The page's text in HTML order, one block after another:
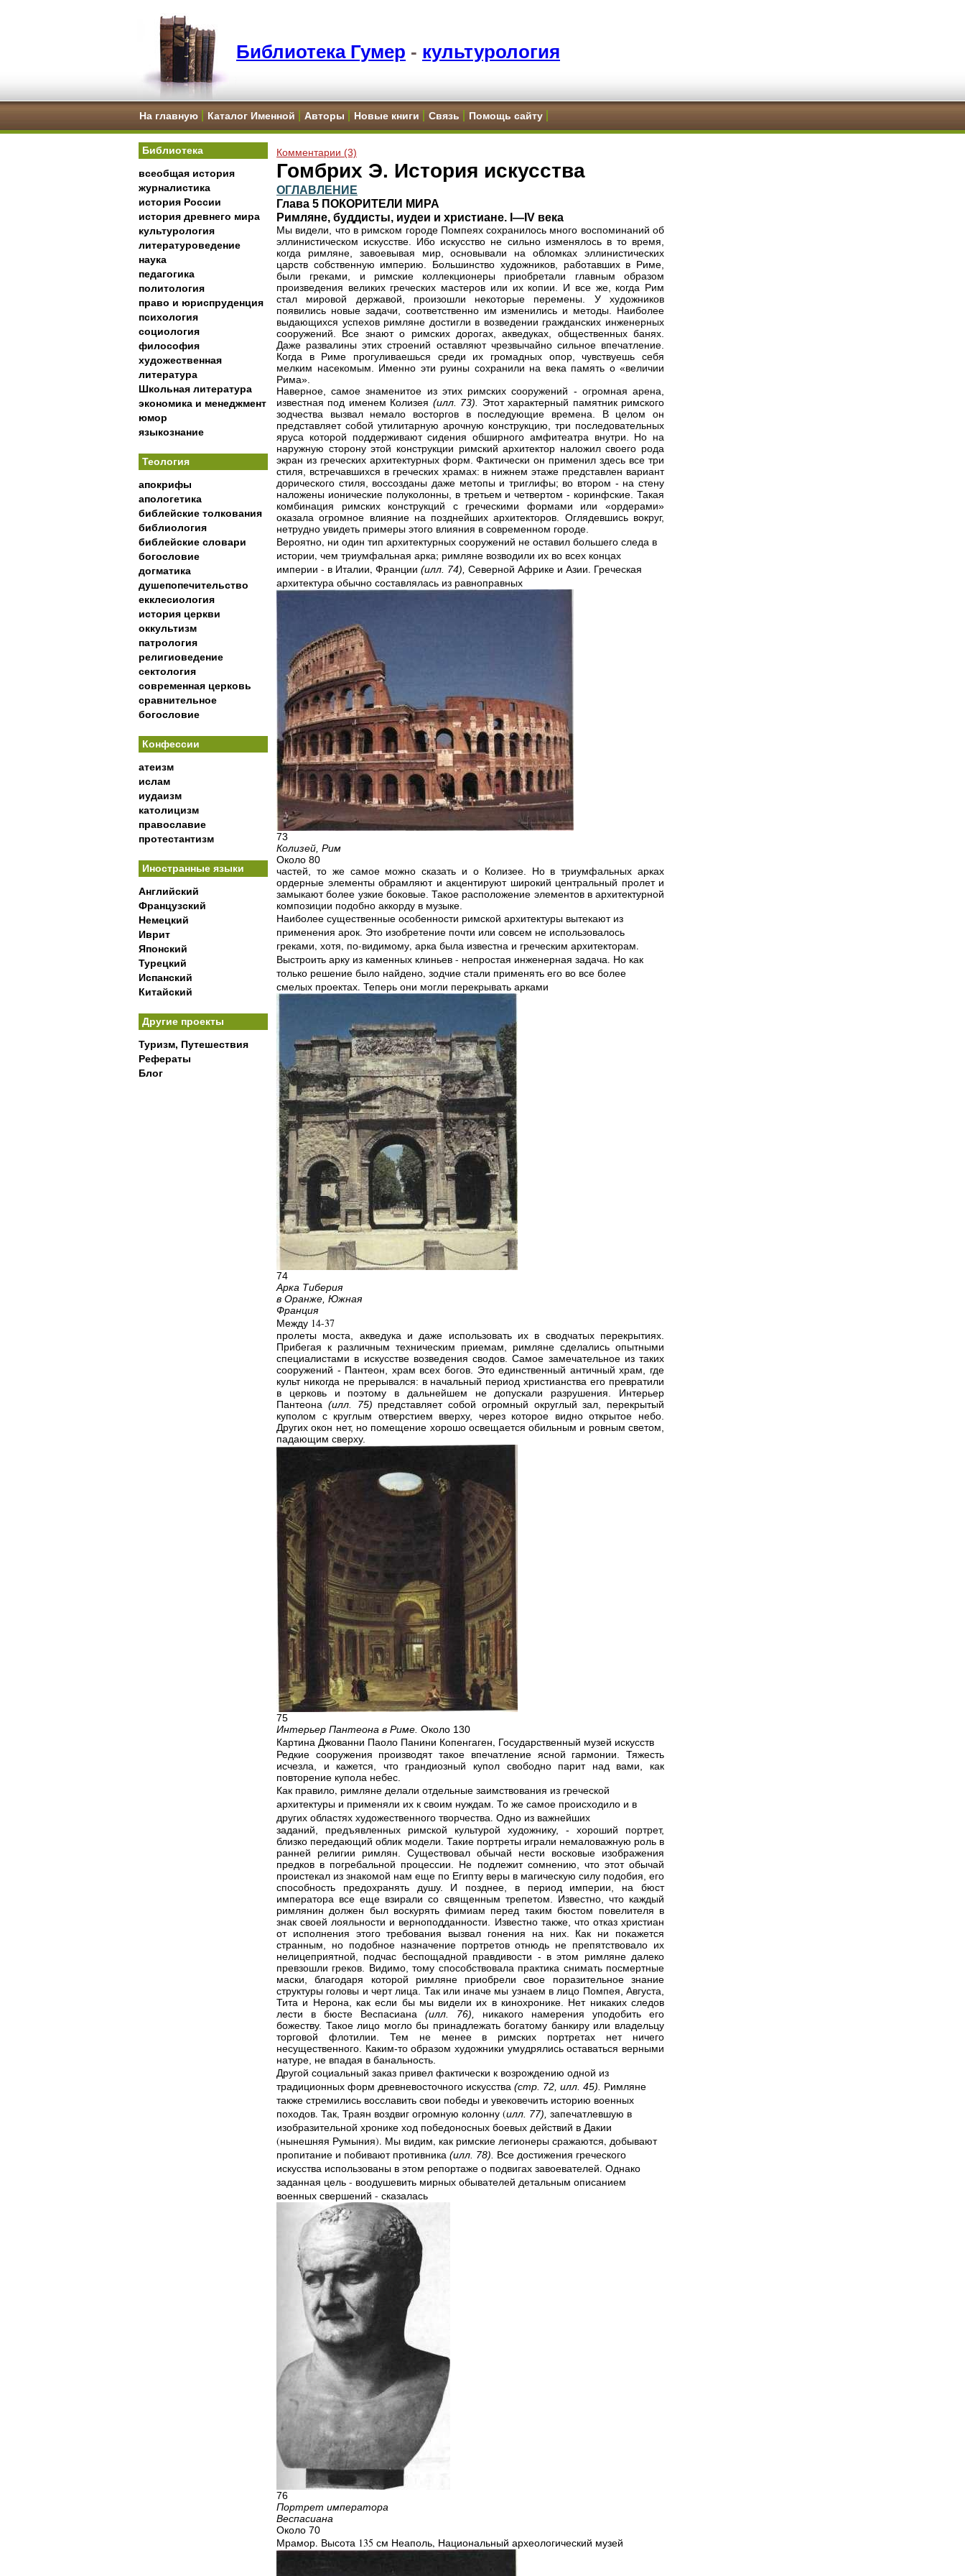
Библиотека Гумер - культурология
На главную Каталог Именной Авторы Новые книги Связь Помощь сайту
Библиотека
всеобщая история
журналистика
история России
история древнего мира
культурология
литературоведение
наука
педагогика
политология
право и юриспруденция
психология
социология
философия
художественная
литература
Школьная литература
экономика и менеджмент
юмор
языкознание
Теология
апокрифы
апологетика
библейские толкования
библиология
библейские словари
богословие
догматика
душепопечительство
екклесиология
история церкви
оккультизм
патрология
религиоведение
сектология
современная церковь
сравнительное
богословие
Конфессии
атеизм
ислам
иудаизм
католицизм
православие
протестантизм
Иностранные языки
Английский
Французский
Немецкий
Иврит
Японский
Турецкий
Испанский
Китайский
Другие проекты
Туризм, Путешествия
Рефераты
Блог
Комментарии (3)
Гомбрих Э. История искусства
ОГЛАВЛЕНИЕ
Глава 5 ПОКОРИТЕЛИ МИРА
Римляне, буддисты, иудеи и христиане. I—IV века
Мы видели, что в римском городе Помпеях сохранилось много воспоминаний об
эллинистическом искусстве. Ибо искусство не сильно изменялось в то время,
когда римляне, завоевывая мир, основывали на обломках эллинистических
царств собственную империю. Большинство художников, работавших в Риме,
были греками, и римские коллекционеры приобретали главным образом
произведения великих греческих мастеров или их копии. И все же, когда Рим
стал мировой державой, произошли некоторые перемены. У художников
появились новые задачи, соответственно им изменились и методы. Наиболее
выдающихся успехов римляне достигли в возведении гражданских инженерных
сооружений. Все знают о римских дорогах, акведуках, общественных банях.
Даже развалины этих строений оставляют чрезвычайно сильное впечатление.
Когда в Риме прогуливаешься среди их громадных опор, чувствуешь себя
мелким насекомым. Именно эти руины сохранили на века память о «величии
Рима».
Наверное, самое знаменитое из этих римских сооружений - огромная арена,
известная под именем Колизея (илл. 73). Этот характерный памятник римского
зодчества вызвал немало восторгов в последующие времена. В целом он
представляет собой утилитарную арочную конструкцию, три последовательных
яруса которой поддерживают сидения обширного амфитеатра внутри. Но на
наружную сторону этой конструкции римский архитектор наложил своего рода
экран из греческих архитектурных форм. Фактически он применил здесь все три
стиля, встречавшихся в греческих храмах: в нижнем этаже представлен вариант
дорического стиля, воссозданы даже метопы и триглифы; во втором - на стену
наложены ионические полуколонны, в третьем и четвертом - коринфские. Такая
комбинация римских конструкций с греческими формами или «ордерами»
оказала огромное влияние на позднейших архитекторов. Оглядевшись вокруг,
нетрудно увидеть примеры этого влияния в современном городе.
Вероятно, ни один тип архитектурных сооружений не оставил большего следа в
истории, чем триумфальная арка; римляне возводили их во всех концах
империи - в Италии, Франции (илл. 74), Северной Африке и Азии. Греческая
архитектура обычно составлялась из равноправных
73
Колизей, Рим
Около 80
частей, то же самое можно сказать и о Колизее. Но в триумфальных арках
ордерные элементы обрамляют и акцентируют широкий центральный пролет и
замыкают более узкие боковые. Такое расположение элементов в архитектурной
композиции подобно аккорду в музыке.
Наиболее существенные особенности римской архитектуры вытекают из
применения арок. Это изобретение почти или совсем не использовалось
греками, хотя, по-видимому, арка была известна и греческим архитекторам.
Выстроить арку из каменных клиньев - непростая инженерная задача. Но как
только решение было найдено, зодчие стали применять его во все более
смелых проектах. Теперь они могли перекрывать арками
74
Арка Тиберия
в Оранже, Южная
Франция
Между 14-37
пролеты моста, акведука и даже использовать их в сводчатых перекрытиях.
Прибегая к различным техническим приемам, римляне сделались опытными
специалистами в искусстве возведения сводов. Самое замечательное из таких
сооружений - Пантеон, храм всех богов. Это единственный античный храм, где
культ никогда не прерывался: в начальный период христианства его превратили
в церковь и поэтому в дальнейшем не допускали разрушения. Интерьер
Пантеона (илл. 75) представляет собой огромный округлый зал, перекрытый
куполом с круглым отверстием вверху, через которое видно открытое небо.
Других окон нет, но помещение хорошо освещается обильным и ровным светом,
падающим сверху.
75
Интерьер Пантеона в Риме. Около 130
Картина Джованни Паоло Панини Копенгаген, Государственный музей искусств
Редкие сооружения производят такое впечатление ясной гармонии. Тяжесть
исчезла, и кажется, что грандиозный купол свободно парит над вами, как
повторение купола небес.
Как правило, римляне делали отдельные заимствования из греческой
архитектуры и применяли их к своим нуждам. То же самое происходило и в
других областях художественного творчества. Одно из важнейших
заданий, предъявленных римской культурой художнику, - хороший портрет,
близко передающий облик модели. Такие портреты играли немаловажную роль в
ранней религии римлян. Существовал обычай нести восковые изображения
предков в погребальной процессии. Не подлежит сомнению, что этот обычай
проистекал из знакомой нам еще по Египту веры в магическую силу подобия, его
способность предохранять душу. И позднее, в период империи, на бюст
императора все еще взирали со священным трепетом. Известно, что каждый
римлянин должен был воскурять фимиам перед таким бюстом повелителя в
знак своей лояльности и верноподданности. Известно также, что отказ христиан
от исполнения этого требования вызвал гонения на них. Как ни покажется
странным, но подобное назначение портретов отнюдь не препятствовало их
нелицеприятной, подчас беспощадной правдивости - в этом римляне далеко
превзошли греков. Видимо, тому способствовала практика снимать посмертные
маски, благодаря которой римляне приобрели свое поразительное знание
структуры головы и черт лица. Так или иначе мы узнаем в лицо Помпея, Августа,
Тита и Нерона, как если бы мы видели их в кинохронике. Нет никаких следов
лести в бюсте Веспасиана (илл. 76), никакого намерения уподобить его
божеству. Такое лицо могло бы принадлежать богатому банкиру или владельцу
торговой флотилии. Тем не менее в римских портретах нет ничего
несущественного. Каким-то образом художники умудрялись оставаться верными
натуре, не впадая в банальность.
Другой социальный заказ привел фактически к возрождению одной из
традиционных форм древневосточного искусства (стр. 72, илл. 45). Римляне
также стремились восславить свои победы и увековечить историю военных
походов. Так, Траян воздвиг огромную колонну (илл. 77), запечатлевшую в
изобразительной хронике ход победоносных боевых действий в Дакии
(нынешняя Румыния). Мы видим, как римские легионеры сражаются, добывают
пропитание и побивают противника (илл. 78). Все достижения греческого
искусства использованы в этом репортаже о подвигах завоевателей. Однако
заданная цель - воодушевить мирных обывателей детальным описанием
военных свершений - сказалась
76
Портрет императора
Веспасиана
Около 70
Мрамор. Высота 135 см Неаполь, Национальный археологический музей